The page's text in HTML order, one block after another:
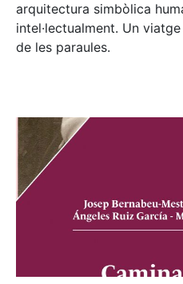
arquitectura simbòlica
intel·lectualment. Un
de les paraules.